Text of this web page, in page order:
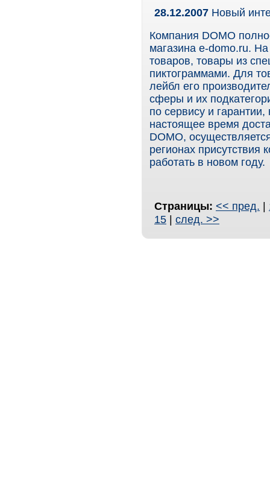
28.12.2007 Новый
Компания DOMO
магазина e-domo.ru.
товаров, товары из
пиктограммами. Для
лейбл его
сферы и их
по сервису и
настоящее время
DOMO,
регионах присутствия
работать в новом году.
Страницы: << пред. |
15 | след. >>